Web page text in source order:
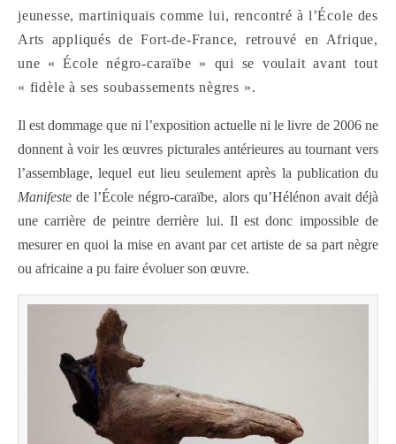
jeunesse, martiniquais comme lui, rencontré à l’École des
Arts appliqués de Fort-de-France, retrouvé en Afrique,
une «École négro-caraïbe » qui se voulait avant tout
« fidèle à ses soubassements nègres ».
Il est dommage que ni l’exposition actuelle ni le livre de 2006 ne
donnent à voir les œuvres picturales antérieures au tournant vers
l’assemblage, lequel eut lieu seulement après la publication du
Manifeste de l’École négro-caraïbe, alors qu’Hélénon avait déjà
une carrière de peintre derrière lui. Il est donc impossible de
mesurer en quoi la mise en avant par cet artiste de sa part nègre
ou africaine a pu faire évoluer son œuvre.